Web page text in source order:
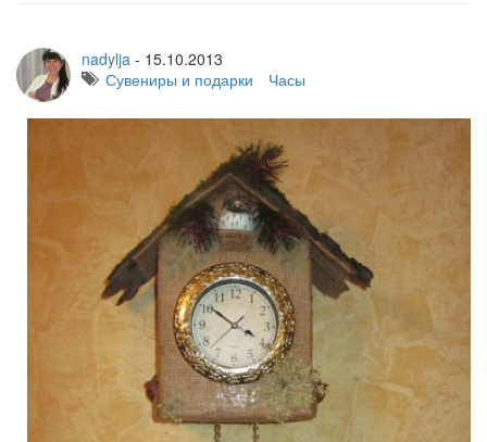
nadylja - 15.10.2013
Сувениры и подарки
Часы